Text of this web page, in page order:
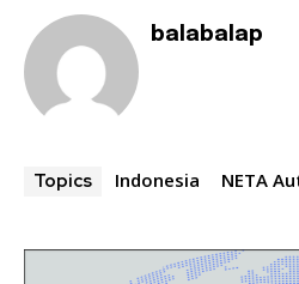
balabalap
Topics Indonesia NETA